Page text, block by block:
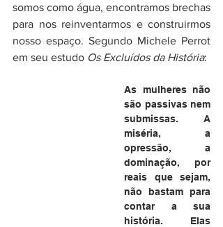
somos como água, encontramos brechas
para nos reinventarmos e construirmos
nosso espaço. Segundo Michele Perrot
em seu estudo Os Excluídos da História:
As mulheres não
são passivas nem
submissas. A
miséria, a
opressão, a
dominação, por
reais que sejam,
não bastam para
contar a sua
história. Elas